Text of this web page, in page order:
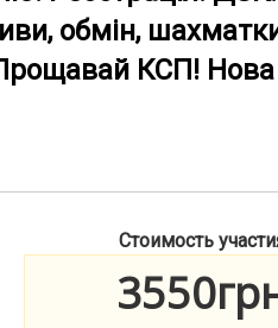
обмін,
КСП!
Стоимость